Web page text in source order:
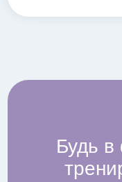
Нутрициолог
Corrective
Образование:
Будь в